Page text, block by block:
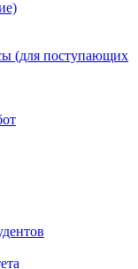
(для поступающих